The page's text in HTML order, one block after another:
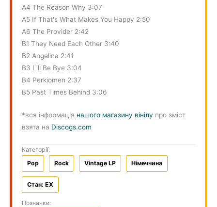
A4 The Reason Why 3:07
A5 If That's What Makes You Happy 2:50
A6 The Provider 2:42
B1 They Need Each Other 3:40
B2 Angelina 2:41
B3 I`ll Be Bye 3:04
B4 Perkiomen 2:37
B5 Past Times Behind 3:06
*вся інформація нашого магазину вінілу про зміст
взята на Discogs.com
Категорії:
Pop
Rock Vintage LP Німеччина
Стан: EX
Позначки: